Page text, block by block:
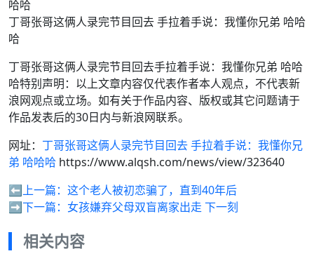
丁哥张哥这俩人录完节目回去 手拉着手说：我懂你兄弟 哈哈
哈
丁哥张哥这俩人录完节目回去手拉着手说：我懂你兄弟 哈哈
哈特别声明：以上文章内容仅代表作者本人观点，不代表新
浪网观点或立场。如有关于作品内容、版权或其它问题请于
作品发表后的30日内与新浪网联系。
网址： 丁哥张哥这俩人录完节目回去 手拉着手说：我懂你兄
弟 哈哈哈 https://www.alqsh.com/news/view/323640
⬅️上一篇： 这个老人被初恋骗了，直到40年后
➡️下一篇： 女孩嫌弃父母双盲离家出走 下一刻
相关内容